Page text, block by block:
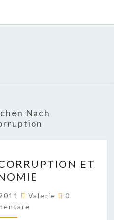
Nach
–
CORRUPTION
ET
ÉCONOMIE
ET
Valerie Kommentare
0